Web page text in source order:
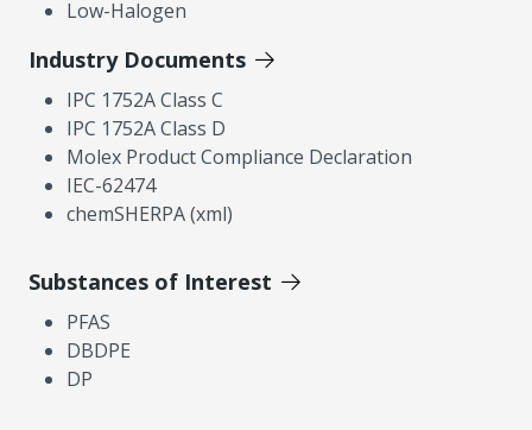
Low-Halogen
Industry Documents
IPC 1752A Class C
IPC 1752A Class D
Molex Product Compliance Declaration
IEC-62474
chemSHERPA (xml)
Substances of Interest
PFAS
DBDPE
DP